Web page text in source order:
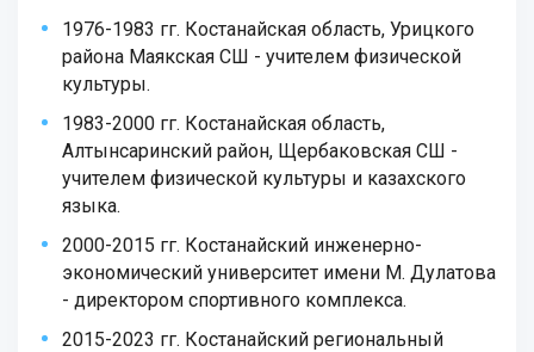
1976-1983 гг. Костанайская область, Урицкого
района Маякская СШ - учителем физической
культуры.
1983-2000 гг. Костанайская область,
Алтынсаринский район, Щербаковская СШ -
учителем физической культуры и казахского
языка.
2000-2015 гг. Костанайский инженерно-
экономический университет имени М. Дулатова
- директором спортивного комплекса.
2015-2023 гг. Костанайский региональный